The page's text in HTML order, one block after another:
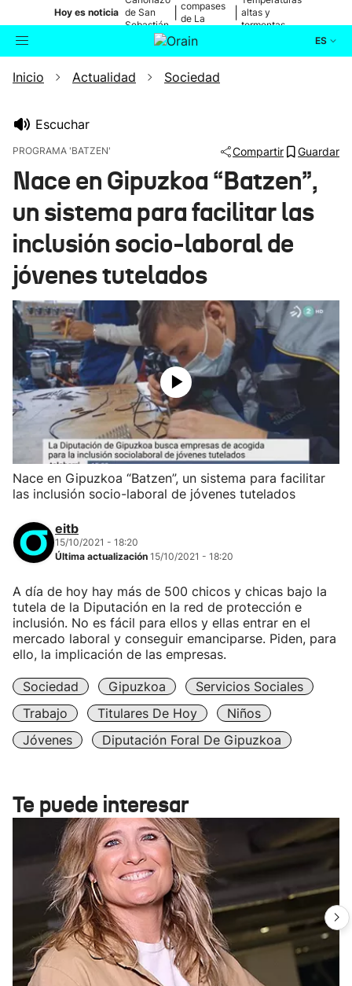
Hoy es noticia de San
Sebastián
compases
de La
altas y
tormentas
ES
Buscador Actualidad
Ikusmiran
Eguraldia
Inicio Actualidad Sociedad
Escuchar
PROGRAMA 'BATZEN' Compartir Guardar
Nace en Gipuzkoa “Batzen”,
un sistema para facilitar las
inclusión socio-laboral de
jóvenes tutelados
Nace en Gipuzkoa “Batzen”, un sistema para facilitar
las inclusión socio-laboral de jóvenes tutelados
eitb
15/10/2021 - 18:20
Última actualización 15/10/2021 - 18:20
A día de hoy hay más de 500 chicos y chicas bajo la
tutela de la Diputación en la red de protección e
inclusión. No es fácil para ellos y ellas entrar en el
mercado laboral y conseguir emanciparse. Piden, para
ello, la implicación de las empresas.
Sociedad Gipuzkoa
Servicios Sociales
Trabajo
Titulares De Hoy
Niños
Jóvenes
Diputación Foral De Gipuzkoa
Te puede interesar